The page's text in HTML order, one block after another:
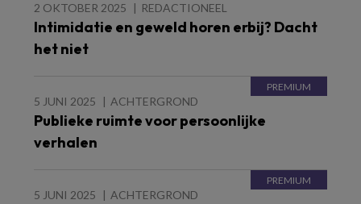
2 OKTOBER 2025 REDACTIONEEL
Intimidatie en geweld horen erbij? Dacht
het niet
5 JUNI 2025 ACHTERGROND
Publieke ruimte voor persoonlijke
verhalen
5 JUNI 2025 ACHTERGROND